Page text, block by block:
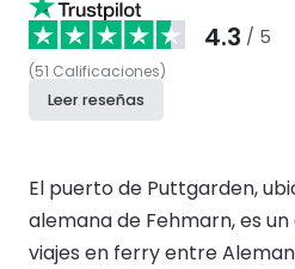
4.3 / 5
(51 Calificaciones)
Leer reseñas
El puerto de Puttgarden,
alemana de Fehmarn, es
viajes en ferry entre